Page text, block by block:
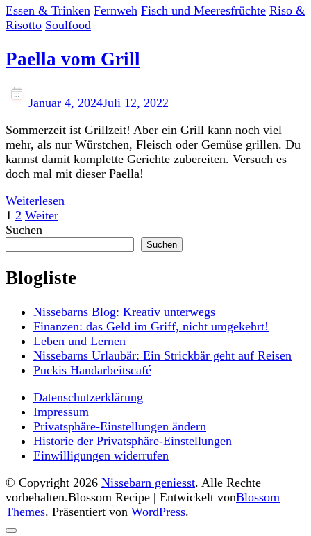
Essen & Trinken Fernweh Fisch und Meeresfrüchte Riso &
Risotto Soulfood
Paella vom Grill
Januar 4, 2024Juli 12, 2022
Sommerzeit ist Grillzeit! Aber ein Grill kann noch viel
mehr, als nur Würstchen, Fleisch oder Gemüse grillen. Du
kannst damit komplette Gerichte zubereiten. Versuch es
doch mal mit dieser Paella!
Weiterlesen
Seitennummerierung
der
Seite
1 Seite
2 Weiter
Suchen
Suchen
Blogliste
Nissebarns Blog: Kreativ unterwegs
Finanzen: das Geld im Griff, nicht umgekehrt!
Leben und Lernen
Nissebarns Urlaubär: Ein Strickbär geht auf Reisen
Puckis Handarbeitscafé
Datenschutzerklärung
Impressum
Privatsphäre-Einstellungen ändern
Historie der Privatsphäre-Einstellungen
Einwilligungen widerrufen
© Copyright 2026 Nissebarn geniesst. Alle Rechte
vorbehalten.Blossom Recipe | Entwickelt vonBlossom
Themes. Präsentiert von WordPress.